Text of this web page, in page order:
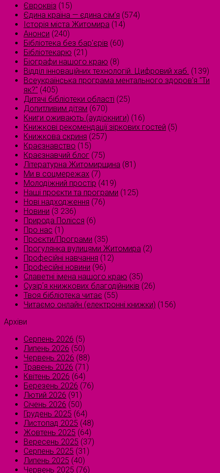
Євроквіз (15)
Єдина країна — єдина сім’я (574)
Історія міста Житомира (14)
Анонси (240)
Бібліотека без бар'єрів (60)
Бібліотекарю (21)
Біографи нашого краю (8)
Відділ інноваційних технологій. Цифровий хаб. (139)
Всеукраїнська програма ментального здоров'я "Ти
як?" (405)
Дитячі бібліотеки області (25)
Допитливим дітям (670)
Книги оживають (аудіокниги) (16)
Книжкові рекомендації зіркових гостей (5)
Книжкова скриня (257)
Краєзнавство (15)
Краєзнавчий блог (75)
Літературна Житомирщина (81)
Ми в соцмережах (7)
Молодіжний простір (419)
Наші проєкти та програми (125)
Нові надходження (76)
Новини (3 236)
Природа Полісся (6)
Про нас (1)
Проєкти/Програми (35)
Прогулянка вулицями Житомира (2)
Професійні навчання (12)
Професійні новини (96)
Славетні імена нашого краю (35)
Сузірʼя книжкових благодійників (26)
Твоя бібліотека читає (55)
Читаємо онлайн (електронні книжки) (156)
Архіви
Серпень 2026 (5)
Липень 2026 (50)
Червень 2026 (88)
Травень 2026 (71)
Квітень 2026 (64)
Березень 2026 (76)
Лютий 2026 (91)
Січень 2026 (50)
Грудень 2025 (64)
Листопад 2025 (48)
Жовтень 2025 (64)
Вересень 2025 (37)
Серпень 2025 (31)
Липень 2025 (40)
Червень 2025 (76)